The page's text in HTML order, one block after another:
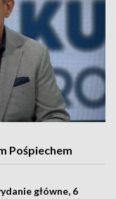
Pośpiechem
główne, 6